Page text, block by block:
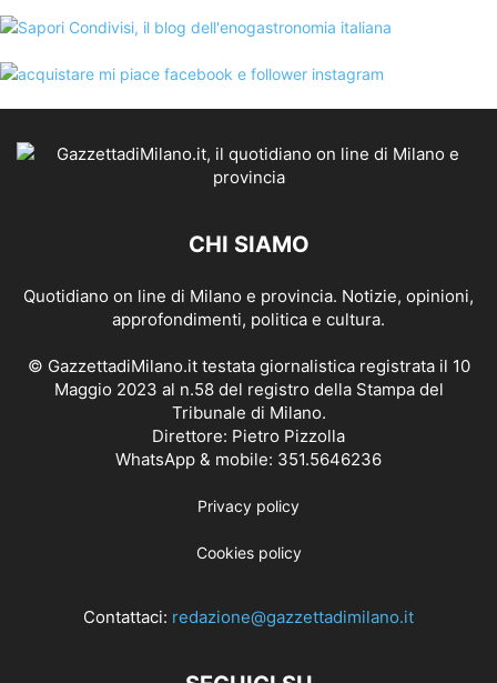
CHI SIAMO
Quotidiano on line di Milano e provincia. Notizie, opinioni,
approfondimenti, politica e cultura.
© GazzettadiMilano.it testata giornalistica registrata il 10
Maggio 2023 al n.58 del registro della Stampa del
Tribunale di Milano.
Direttore: Pietro Pizzolla
WhatsApp & mobile: 351.5646236
Privacy policy
Cookies policy
Contattaci: redazione@gazzettadimilano.it